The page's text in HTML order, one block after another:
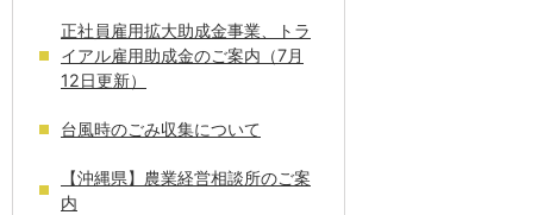
正社員雇用拡大助成金事業、トラ
イアル雇用助成金のご案内（7月
12日更新）
台風時のごみ収集について
【沖縄県】農業経営相談所のご案
内